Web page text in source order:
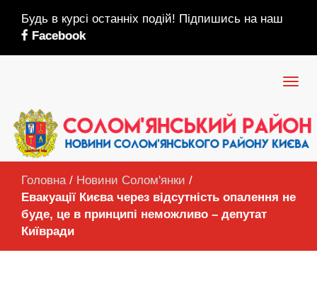
Будь в курсі останніх подій! Підпишись на наш
Facebook
Головна / Новини Солом'янки /
Евакуації Києва через відсутність опалення не
буде, це в принципі неможливо – депутат
Київради